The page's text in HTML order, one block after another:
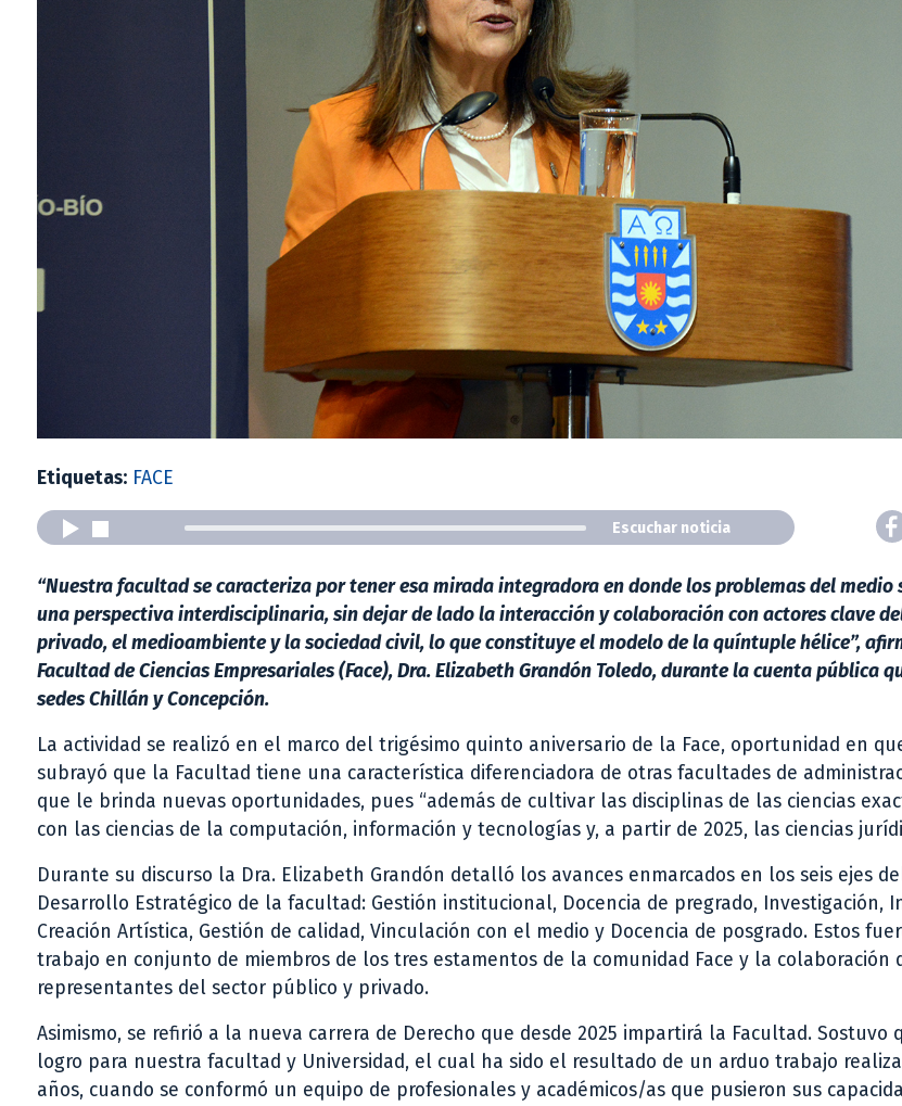
Etiquetas: FACE
Escuchar noticia
“Nuestra facultad se caracteriza por tener esa mirada integradora en donde los problemas del medio
una perspectiva interdisciplinaria, sin dejar de lado la interacción y colaboración con actores clave
privado, el medioambiente y la sociedad civil, lo que constituye el modelo de la quíntuple hélice”,
Facultad de Ciencias Empresariales (Face), Dra. Elizabeth Grandón Toledo, durante la cuenta pública
sedes Chillán y Concepción.
La actividad se realizó en el marco del trigésimo quinto aniversario de la Face, oportunidad en
subrayó que la Facultad tiene una característica diferenciadora de otras facultades de
que le brinda nuevas oportunidades, pues “además de cultivar las disciplinas de las ciencias
con las ciencias de la computación, información y tecnologías y, a partir de 2025, las ciencias
Durante su discurso la Dra. Elizabeth Grandón detalló los avances enmarcados en los seis ejes
Desarrollo Estratégico de la facultad: Gestión institucional, Docencia de pregrado, Investigación,
Creación Artística, Gestión de calidad, Vinculación con el medio y Docencia de posgrado. Estos
trabajo en conjunto de miembros de los tres estamentos de la comunidad Face y la colaboración
representantes del sector público y privado.
Asimismo, se refirió a la nueva carrera de Derecho que desde 2025 impartirá la Facultad. Sostuvo
logro para nuestra facultad y Universidad, el cual ha sido el resultado de un arduo trabajo
años, cuando se conformó un equipo de profesionales y académicos/as que pusieron sus